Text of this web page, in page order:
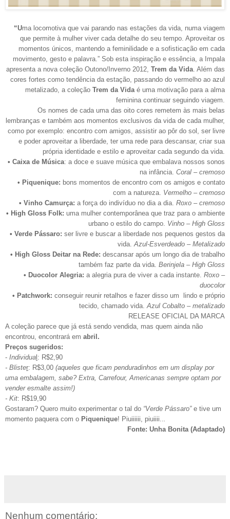
“Uma locomotiva que vai parando nas estações da vida, numa viagem
que permite à mulher viver cada detalhe do seu tempo. Aproveitar os
momentos únicos, mantendo a feminilidade e a sofisticação em cada
movimento, gesto e palavra.” Sob esta inspiração e essência, a Impala
apresenta a nova coleção Outono/Inverno 2012, Trem da Vida. Além das
cores fortes como tendência da estação, passando do vermelho ao azul
metalizado, a coleção Trem da Vidaé uma motivação para a alma
feminina continuar seguindo viagem.
Os nomes de cada uma das oito cores remetem às mais belas
lembranças e também aos momentos exclusivos da vida de cada mulher,
como por exemplo: encontro com amigos, assistir ao pôr do sol, ser livre
e poder aproveitar a liberdade, ter uma rede para descansar, criar sua
própria identidade e estilo e aproveitar cada segundo da vida.
• Caixa de Música: a doce e suave música que embalava nossos sonos
na infância. Coral – cremoso
• Piquenique: bons momentos de encontro com os amigos e contato
com a natureza. Vermelho – cremoso
• Vinho Camurça: a força do indivíduo no dia a dia. Roxo – cremoso
• High Gloss Folk: uma mulher contemporânea que traz para o ambiente
urbano o estilo do campo. Vinho – High Gloss
• Verde Pássaro: ser livre e buscar a liberdade nos pequenos gestos da
vida.Azul-Esverdeado – Metalizado
• High Gloss Deitar na Rede: descansar após um longo dia de trabalho
também faz parte da vida. Berinjela – High Gloss
• Duocolor Alegria: a alegria pura de viver a cada instante. Roxo –
duocolor
• Patchwork: conseguir reunir retalhos e fazer disso um lindo e próprio
tecido, chamado vida.Azul Cobalto – metalizado
RELEASE OFICIAL DA MARCA
A coleção parece que já está sendo vendida, mas quem ainda não
encontrou, encontrará em abril.
Preços sugeridos:
- Individua : R$2,90
- Blister: R$3,00 (aqueles que ficam penduradinhos em um display por
uma embalagem, sabe? Extra, Carrefour, Americanas sempre optam por
vender esmalte assim!)
- Kit: R$19,90
Gostaram? Quero muito experimentar o tal do “Verde Pássaro”e tive um
momento paquera com o Piquenique! Piuiiiiii, piuiiii...
Fonte: Unha Bonita (Adaptado)
Nenhum comentário: